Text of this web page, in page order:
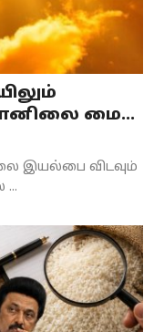
மை...
இயல்பை விடவும்